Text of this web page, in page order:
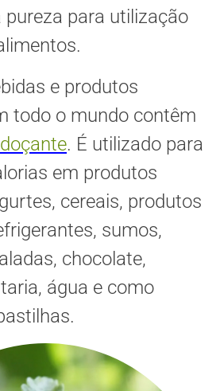
pureza para utilização
e produtos
todo o mundo contêm
. É utilizado para
em produtos
cereais, produtos
sumos,
chocolate,
água e como